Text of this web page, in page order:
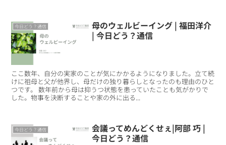
今日どう？通信
母のウェルビーイング | 福田洋介
| 今日どう？通信
ここ数年、自分の実家のことが気にかかるようになりました。立て続
けに祖母と父が他界し、母だけの独り暮らしとなったのも理由のひと
つです。 数年前から母は抑うつ状態を患っていたことも気がかりで
した。物事を決断することや家の外に出る...
今日どう？通信
会議ってめんどくせぇ|阿部 巧 |
今日どう？通信